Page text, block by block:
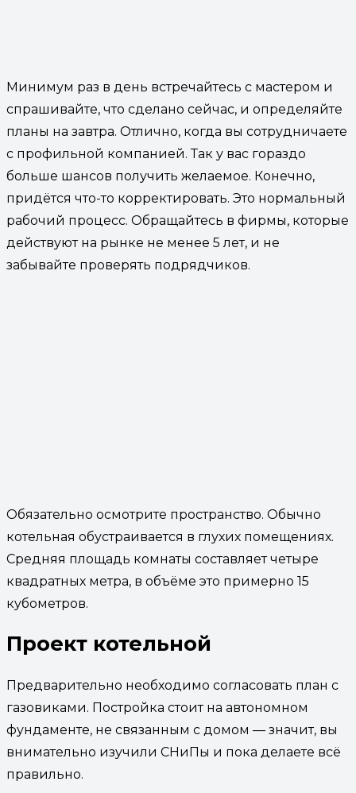
Минимум раз в день встречайтесь с мастером и
спрашивайте, что сделано сейчас, и определяйте
планы на завтра. Отлично, когда вы сотрудничаете
с профильной компанией. Так у вас гораздо
больше шансов получить желаемое. Конечно,
придётся что-то корректировать. Это нормальный
рабочий процесс. Обращайтесь в фирмы, которые
действуют на рынке не менее 5 лет, и не
забывайте проверять подрядчиков.
Обязательно осмотрите пространство. Обычно
котельная обустраивается в глухих помещениях.
Средняя площадь комнаты составляет четыре
квадратных метра, в объёме это примерно 15
кубометров.
Проект котельной
Предварительно необходимо согласовать план с
газовиками. Постройка стоит на автономном
фундаменте, не связанным с домом — значит, вы
внимательно изучили СНиПы и пока делаете всё
правильно.